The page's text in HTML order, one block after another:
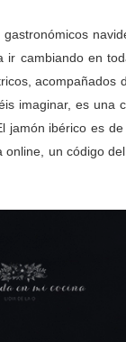
cambiando en
acompañados
imaginar, es una
jamón ibérico es
un código